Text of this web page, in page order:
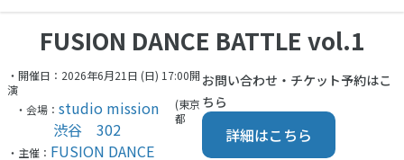
FUSION DANCE BATTLE vol.1
・開催日：2026年6月21日 (日) 17:00開
演
・会場：studio mission
渋谷 302
(東京
都
・主催： FUSION DANCE
お問い合わせ・チケット予約はこ
ちら
詳細はこちら